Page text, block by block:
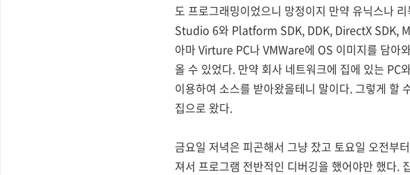
도 프로그래밍이었으니 망정이지 만약 유닉스나
Studio 6와 Platform SDK, DDK, DirectX SDK,
아마 Virture PC나 VMWare에 OS 이미지를 담아
올 수 있었다. 만약 회사 네트워크에 집에 있는
이용하여 소스를 받아왔을테니 말이다. 그렇게 할
집으로 왔다.
금요일 저녁은 피곤해서 그냥 잤고 토요일 오전부
져서 프로그램 전반적인 디버깅을 했어야만 했다.